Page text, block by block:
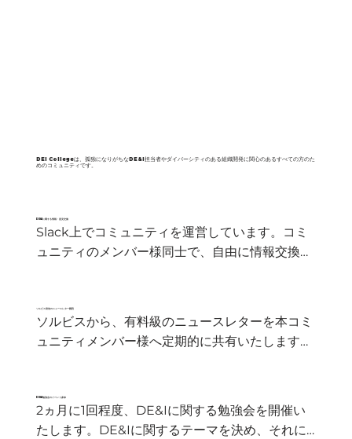
DEI Collegeは、孤独になりがちなDE&I担当者やダイバーシティのある組織開発に関心のあるすべての方のた
めのコミュニティです。
​DE&Iに関する情報・意見交換
Slack上でコミュニティを運営しています。コミ
ュニティのメンバー様同士で、自由に情報交換や
することが可能です。
​ソルビス発信のニュースレター購読
ソルビスから、有料級のニュースレターを本コミ
ュニティメンバー様へ定期的に共有いたします。
い。
DE&I勉強会のイベント参加
2ヵ月に1回程度、DE&Iに関する勉強会を開催い
たします。DE&Iに関するテーマを決め、それに